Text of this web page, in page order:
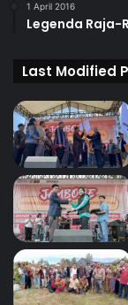
1 April 2016
Legenda Raja-
Last Modified